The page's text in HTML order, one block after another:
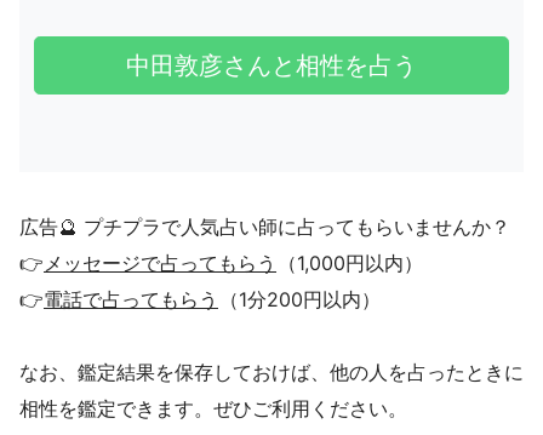
広告🔮 プチプラで人気占い師に占ってもらいませんか？
👉メッセージで占ってもらう
（1,000円以内）
👉電話で占ってもらう （1分200円以内）
なお、鑑定結果を保存しておけば、他の人を占ったときに
相性を鑑定できます。ぜひご利用ください。